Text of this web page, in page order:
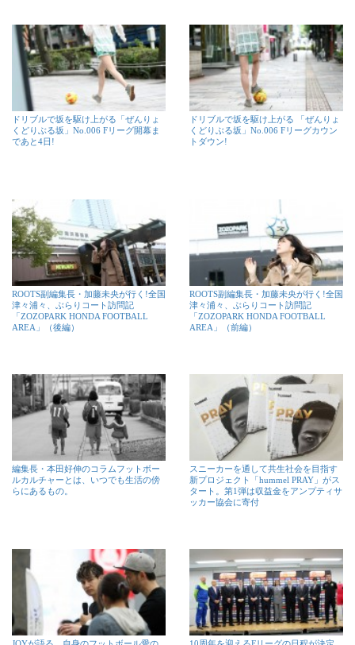
ドリブルで坂を駆け上がる「ぜんりょ
くどりぶる坂」No.006 Fリーグ開幕ま
であと4日!
ドリブルで坂を駆け上がる 「ぜんりょ
くどりぶる坂」No.006 Fリーグカウン
トダウン!
ROOTS副編集長・加藤未央が行く!全国
津々浦々、ぶらりコート訪問記
「ZOZOPARK HONDA FOOTBALL
AREA」（後編）
ROOTS副編集長・加藤未央が行く!全国
津々浦々、ぶらりコート訪問記
「ZOZOPARK HONDA FOOTBALL
AREA」（前編）
編集長・本田好伸のコラムフットボー
ルカルチャーとは、いつでも生活の傍
らにあるもの。
スニーカーを通して共生社会を目指す
新プロジェクト「hummel PRAY」がス
タート。第1弾は収益金をアンプティサ
ッカー協会に寄付